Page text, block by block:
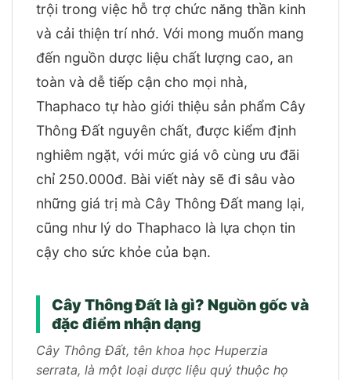
trội trong việc hỗ trợ chức năng thần kinh
và cải thiện trí nhớ. Với mong muốn mang
đến nguồn dược liệu chất lượng cao, an
toàn và dễ tiếp cận cho mọi nhà,
Thaphaco tự hào giới thiệu sản phẩm Cây
Thông Đất nguyên chất, được kiểm định
nghiêm ngặt, với mức giá vô cùng ưu đãi
chỉ 250.000đ. Bài viết này sẽ đi sâu vào
những giá trị mà Cây Thông Đất mang lại,
cũng như lý do Thaphaco là lựa chọn tin
cậy cho sức khỏe của bạn.
Cây Thông Đất là gì? Nguồn gốc và
đặc điểm nhận dạng
Cây Thông Đất, tên khoa học Huperzia
serrata, là một loại dược liệu quý thuộc họ